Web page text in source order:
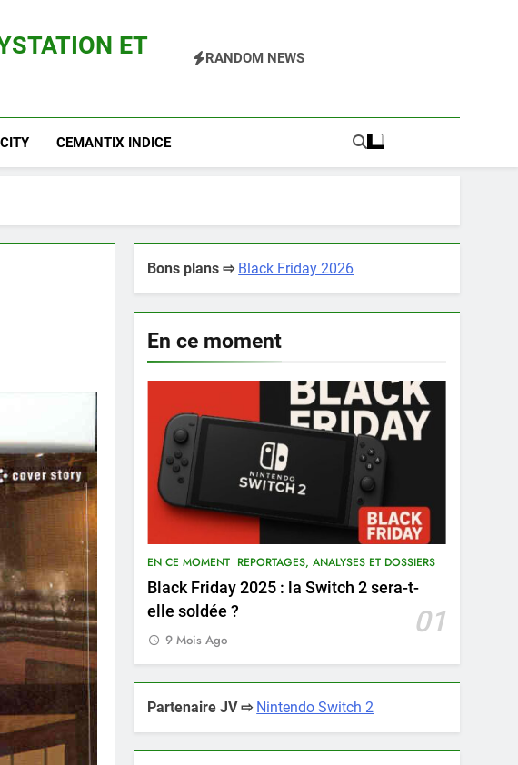
ET
RANDOM NEWS
CEMANTIX INDICE
Bons plans ⇨ Black Friday 2026
En ce moment
EN CE MOMENT REPORTAGES, ANALYSES ET DOSSIERS
Black Friday 2025 : la Switch 2 sera-t-
elle soldée ?
01
9 Mois Ago
Partenaire JV ⇨ Nintendo Switch 2